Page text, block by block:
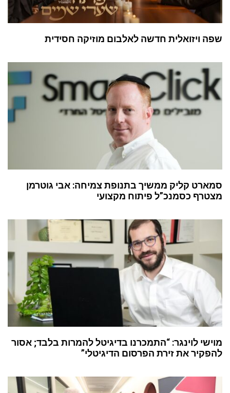
שפה ויזואלית חדשה לאלבום מוזיקה חסידית
סמארט קליק ממשיך בתנופת צמיחה: אבי גוטרמן
מצטרף כסמנכ”ל פיתוח מקצועי
מוישי לוינגר: “התמכרנו בדיגיטל להמרות בלבד; אסור
להפקיר את זירת הפרסום הדיגיטלי”